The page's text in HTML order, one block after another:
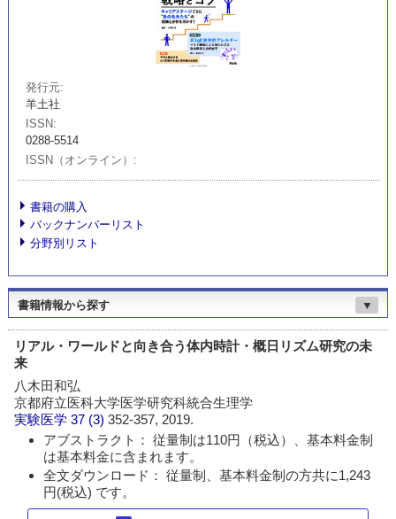
発行元
羊土社
ISSN
0288-5514
ISSN（オンライン）
書籍の購入
バックナンバーリスト
分野別リスト
書籍情報から探す ▼
リアル・ワールドと向き合う体内時計・概日リズム研究の未
来
八木田和弘
京都府立医科大学医学研究科統合生理学
実験医学 37 (3)352-357, 2019.
アブストラクト： 従量制は110円（税込）、基本料金制
は基本料金に含まれます。
全文ダウンロード： 従量制、基本料金制の方共に1,243
円(税込) です。